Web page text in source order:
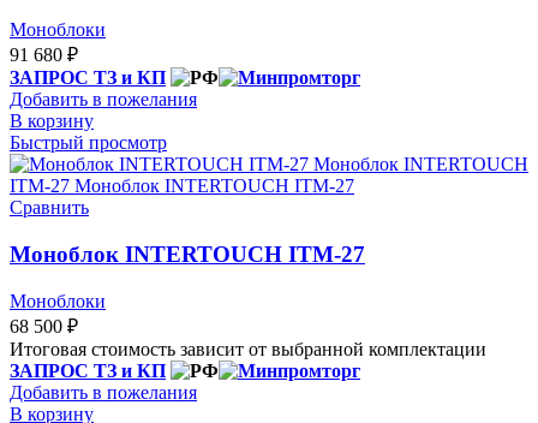
Моноблоки
91 680 ₽
ЗАПРОС ТЗ и КП
Добавить в пожелания
В корзину
Быстрый просмотр
Сравнить
Моноблок INTERTOUCH ITM-27
Моноблоки
68 500 ₽
Итоговая стоимость зависит от выбранной комплектации
ЗАПРОС ТЗ и КП
Добавить в пожелания
В корзину